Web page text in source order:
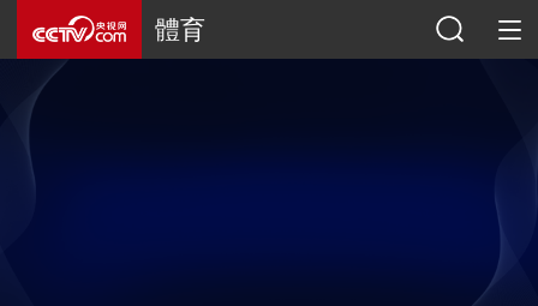
體育